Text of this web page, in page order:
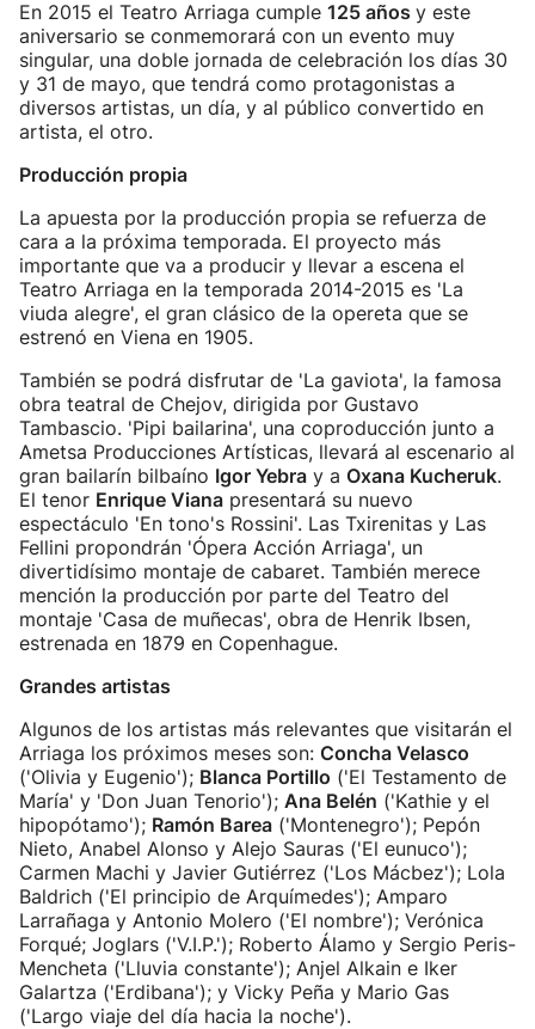
En 2015 el Teatro Arriaga cumple 125 años y este
aniversario se conmemorará con un evento muy
singular, una doble jornada de celebración los días 30
y 31 de mayo, que tendrá como protagonistas a
diversos artistas, un día, y al público convertido en
artista, el otro.
Producción propia
La apuesta por la producción propia se refuerza de
cara a la próxima temporada. El proyecto más
importante que va a producir y llevar a escena el
Teatro Arriaga en la temporada 2014-2015 es 'La
viuda alegre', el gran clásico de la opereta que se
estrenó en Viena en 1905.
También se podrá disfrutar de 'La gaviota', la famosa
obra teatral de Chejov, dirigida por Gustavo
Tambascio. 'Pipi bailarina', una coproducción junto a
Ametsa Producciones Artísticas, llevará al escenario al
gran bailarín bilbaíno Igor Yebra y a Oxana Kucheruk.
El tenor Enrique Viana presentará su nuevo
espectáculo 'En tono's Rossini'. Las Txirenitas y Las
Fellini propondrán 'Ópera Acción Arriaga', un
divertidísimo montaje de cabaret. También merece
mención la producción por parte del Teatro del
montaje 'Casa de muñecas', obra de Henrik Ibsen,
estrenada en 1879 en Copenhague.
Grandes artistas
Algunos de los artistas más relevantes que visitarán el
Arriaga los próximos meses son: Concha Velasco
('Olivia y Eugenio'); Blanca Portillo ('El Testamento de
María' y 'Don Juan Tenorio'); Ana Belén ('Kathie y el
hipopótamo'); Ramón Barea ('Montenegro'); Pepón
Nieto, Anabel Alonso y Alejo Sauras ('El eunuco');
Carmen Machi y Javier Gutiérrez ('Los Mácbez'); Lola
Baldrich ('El principio de Arquímedes'); Amparo
Larrañaga y Antonio Molero ('El nombre'); Verónica
Forqué; Joglars ('V.I.P.'); Roberto Álamo y Sergio Peris-
Mencheta ('Lluvia constante'); Anjel Alkain e Iker
Galartza ('Erdibana'); y Vicky Peña y Mario Gas
('Largo viaje del día hacia la noche').